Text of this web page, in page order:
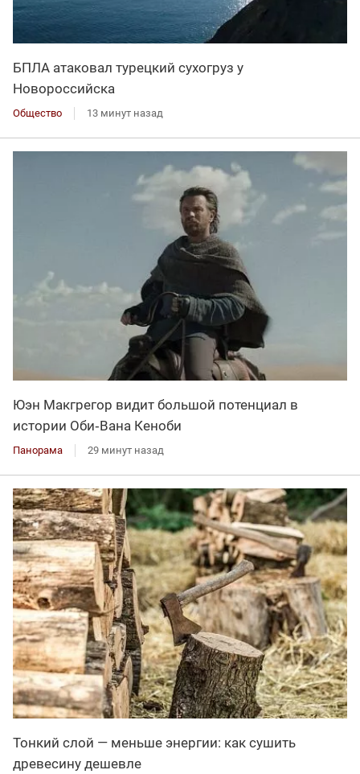
БПЛА атаковал турецкий сухогруз у
Новороссийска
Общество 13 минут назад
Юэн Макгрегор видит большой потенциал в
истории Оби‑Вана Кеноби
Панорама 29 минут назад
Тонкий слой — меньше энергии: как сушить
древесину дешевле